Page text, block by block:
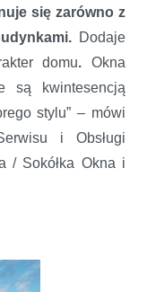
się zarówno z
Dodaje
domu.Okna
są kwintesencją
stylu” – mówi
i Obsługi
/ Sokółka Okna i